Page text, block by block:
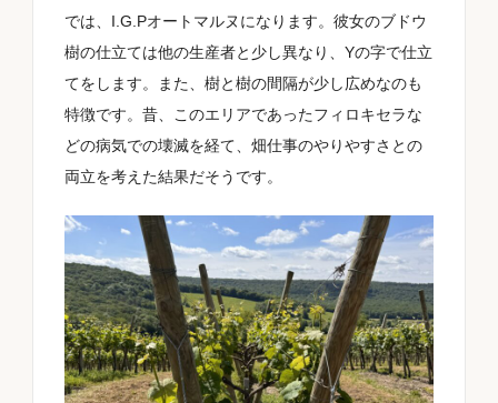
お買い得情報
リセット
では、I.G.Pオートマルヌになります。彼女のブドウ
樹の仕立ては他の生産者と少し異なり、Yの字で仕立
てをします。また、樹と樹の間隔が少し広めなのも
特徴です。昔、このエリアであったフィロキセラな
どの病気での壊滅を経て、畑仕事のやりやすさとの
両立を考えた結果だそうです。